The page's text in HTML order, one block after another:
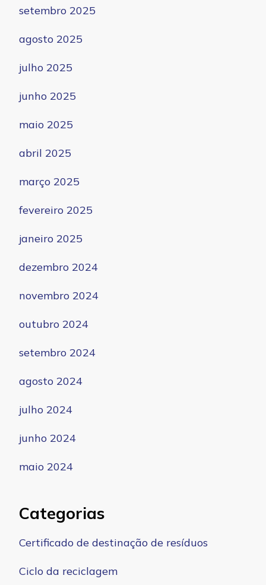
setembro 2025
agosto 2025
julho 2025
junho 2025
maio 2025
abril 2025
março 2025
fevereiro 2025
janeiro 2025
dezembro 2024
novembro 2024
outubro 2024
setembro 2024
agosto 2024
julho 2024
junho 2024
maio 2024
Categorias
Certificado de destinação de resíduos
Ciclo da reciclagem